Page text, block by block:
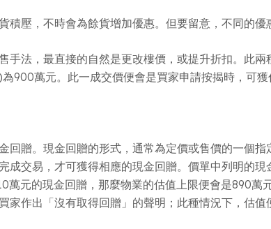
積壓，不時會為餘貨增加優惠。但要留意，不同的
手法，最直接的自然是更改樓價，或提升折扣。此
900萬元。此一成交價便會是買家申請按揭時，可獲
回贈。現金回贈的形式，通常為定價或售價的一個
成交易，才可獲得相應的現金回贈。價單中列明的
萬元的現金回贈，那麼物業的估值上限便會是890
家作出「沒有取得回贈」的聲明；此種情況下，估值